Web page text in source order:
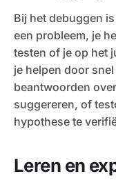
Bij het debuggen
een probleem, je
testen of je op het
je helpen door
beantwoorden
suggereren, of
hypothese te
Leren en